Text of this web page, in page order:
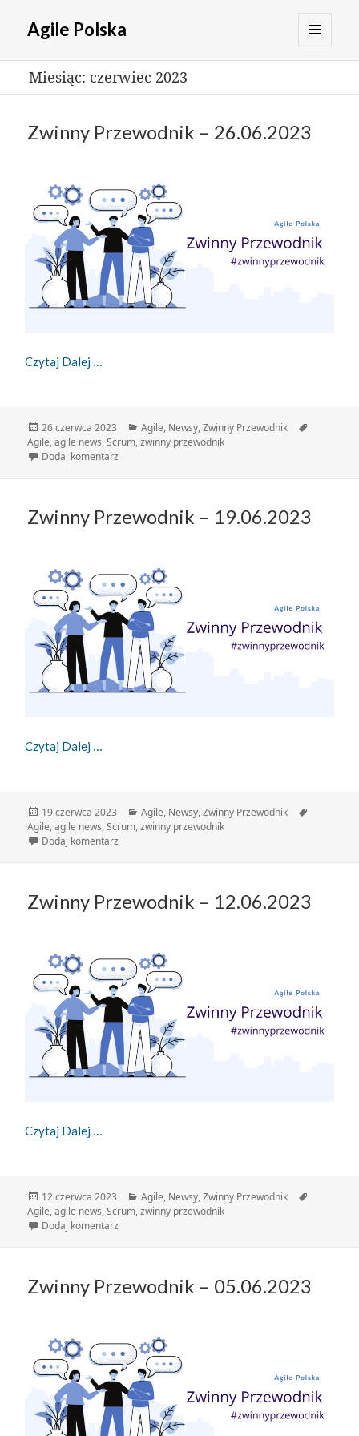
Agile Polska
Miesiąc: czerwiec 2023
Zwinny Przewodnik – 26.06.2023
Czytaj Dalej
Data
publikacji
26 czerwca 2023 Kategorie
Agile, Newsy,Zwinny Przewodnik
Agile,agile news,Scrum,zwinny przewodnik
Dodaj komentarz
Zwinny Przewodnik – 19.06.2023
Czytaj Dalej
Data
publikacji
19 czerwca 2023 Kategorie
Agile, Newsy,Zwinny Przewodnik
Agile,agile news,Scrum,zwinny przewodnik
Dodaj komentarz
Zwinny Przewodnik – 12.06.2023
Czytaj Dalej
Data
publikacji
12 czerwca 2023 Kategorie
Agile, Newsy,Zwinny Przewodnik
Agile,agile news,Scrum,zwinny przewodnik
Dodaj komentarz
Zwinny Przewodnik – 05.06.2023